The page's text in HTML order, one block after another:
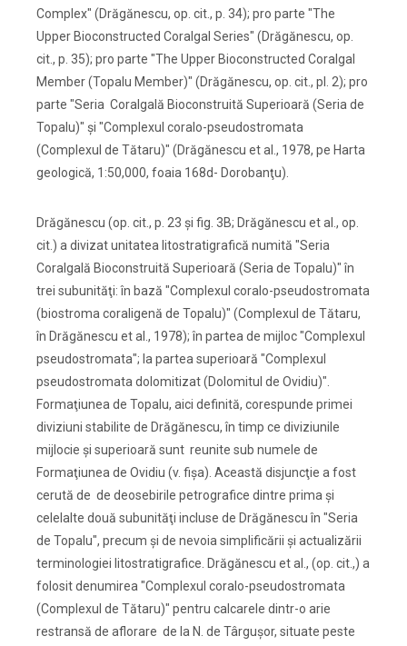
Complex" (Drăgănescu, op. cit., p. 34); pro parte "The
Upper Bioconstructed Coralgal Series" (Drăgănescu, op.
cit., p. 35); pro parte "The Upper Bioconstructed Coralgal
Member (Topalu Member)" (Drăgănescu, op. cit., pl. 2); pro
parte "Seria Coralgală Bioconstruită Superioară (Seria de
Topalu)" şi "Complexul coralo-pseudostromata
(Complexul de Tătaru)" (Drăgănescu et al., 1978, pe Harta
geologică, 1:50,000, foaia 168d- Dorobanţu).
Drăgănescu (op. cit., p. 23 şi fig. 3B; Drăgănescu et al., op.
cit.) a divizat unitatea litostratigrafică numită "Seria
Coralgală Bioconstruită Superioară (Seria de Topalu)" în
trei subunităţi: în bază "Complexul coralo-pseudostromata
(biostroma coraligenă de Topalu)" (Complexul de Tătaru,
în Drăgănescu et al., 1978); în partea de mijloc "Complexul
pseudostromata"; la partea superioară "Complexul
pseudostromata dolomitizat (Dolomitul de Ovidiu)".
Formaţiunea de Topalu, aici definită, corespunde primei
diviziuni stabilite de Drăgănescu, în timp ce diviziunile
mijlocie şi superioară sunt reunite sub numele de
Formaţiunea de Ovidiu (v. fişa). Această disjuncţie a fost
cerută de de deosebirile petrografice dintre prima şi
celelalte două subunităţi incluse de Drăgănescu în "Seria
de Topalu", precum şi de nevoia simplificării şi actualizării
terminologiei litostratigrafice. Drăgănescu et al., (op. cit.,) a
folosit denumirea "Complexul coralo-pseudostromata
(Complexul de Tătaru)" pentru calcarele dintr-o arie
restransă de aflorare de la N. de Târguşor, situate peste